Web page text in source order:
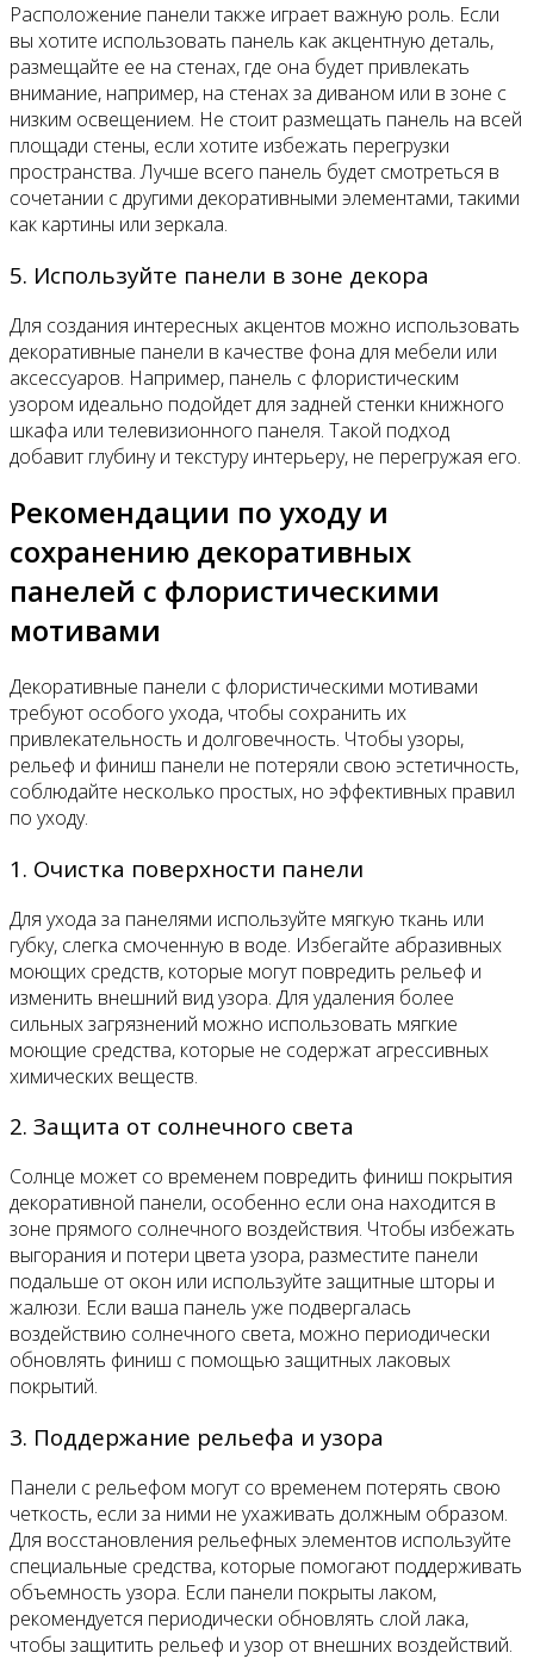
Расположение панели также играет важную роль. Если
вы хотите использовать панель как акцентную деталь,
размещайте ее на стенах, где она будет привлекать
внимание, например, на стенах за диваном или в зоне с
низким освещением. Не стоит размещать панель на всей
площади стены, если хотите избежать перегрузки
пространства. Лучше всего панель будет смотреться в
сочетании с другими декоративными элементами, такими
как картины или зеркала.
5. Используйте панели в зоне декора
Для создания интересных акцентов можно использовать
декоративные панели в качестве фона для мебели или
аксессуаров. Например, панель с флористическим
узором идеально подойдет для задней стенки книжного
шкафа или телевизионного панеля. Такой подход
добавит глубину и текстуру интерьеру, не перегружая его.
Рекомендации по уходу и
сохранению декоративных
панелей с флористическими
мотивами
Декоративные панели с флористическими мотивами
требуют особого ухода, чтобы сохранить их
привлекательность и долговечность. Чтобы узоры,
рельеф и финиш панели не потеряли свою эстетичность,
соблюдайте несколько простых, но эффективных правил
по уходу.
1. Очистка поверхности панели
Для ухода за панелями используйте мягкую ткань или
губку, слегка смоченную в воде. Избегайте абразивных
моющих средств, которые могут повредить рельеф и
изменить внешний вид узора. Для удаления более
сильных загрязнений можно использовать мягкие
моющие средства, которые не содержат агрессивных
химических веществ.
2. Защита от солнечного света
Солнце может со временем повредить финиш покрытия
декоративной панели, особенно если она находится в
зоне прямого солнечного воздействия. Чтобы избежать
выгорания и потери цвета узора, разместите панели
подальше от окон или используйте защитные шторы и
жалюзи. Если ваша панель уже подвергалась
воздействию солнечного света, можно периодически
обновлять финиш с помощью защитных лаковых
покрытий.
3. Поддержание рельефа и узора
Панели с рельефом могут со временем потерять свою
четкость, если за ними не ухаживать должным образом.
Для восстановления рельефных элементов используйте
специальные средства, которые помогают поддерживать
объемность узора. Если панели покрыты лаком,
рекомендуется периодически обновлять слой лака,
чтобы защитить рельеф и узор от внешних воздействий.